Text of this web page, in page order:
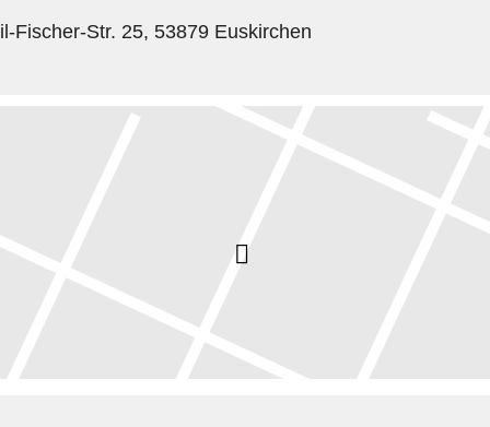
Fischer-Str. 25, 53879 Euskirchen